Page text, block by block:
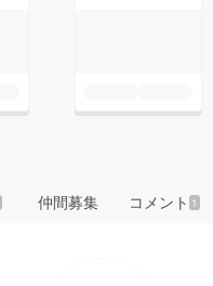
仲間募集 コメント 1